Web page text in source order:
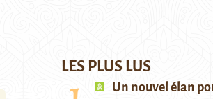
LES PLUS LUS
Un nouvel élan